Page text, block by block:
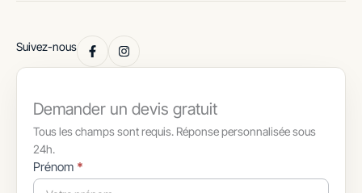
Suivez-nous
Demander un devis gratuit
Tous les champs sont requis. Réponse personnalisée sous
24h.
Formulaire
simple
Prénom *